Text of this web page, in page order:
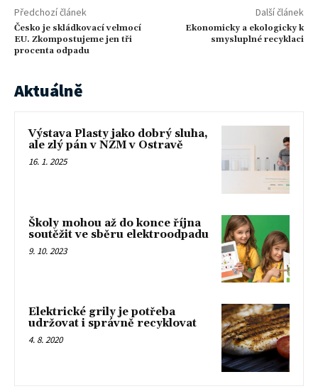
Předchozí článek
Česko je skládkovací velmocí
EU. Zkompostujeme jen tři
procenta odpadu
Další článek
Ekonomicky a ekologicky k
smysluplné recyklaci
Aktuálně
Výstava Plasty jako dobrý sluha,
ale zlý pán v NZM v Ostravě
16. 1. 2025
Školy mohou až do konce října
soutěžit ve sběru elektroodpadu
9. 10. 2023
Elektrické grily je potřeba
udržovat i správně recyklovat
4. 8. 2020